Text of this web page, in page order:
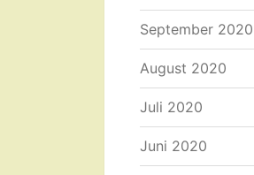
September 2020
August 2020
Juli 2020
Juni 2020